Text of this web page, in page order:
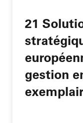
21
gestion